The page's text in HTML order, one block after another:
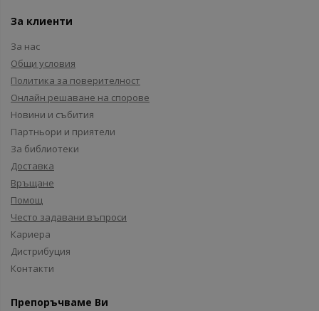
За клиенти
За нас
Общи условия
Политика за поверителност
Онлайн решаване на спорове
Новини и събития
Партньори и приятели
За библиотеки
Доставка
Връщане
Помощ
Често задавани въпроси
Кариера
Дистрибуция
Контакти
Препоръчваме Ви